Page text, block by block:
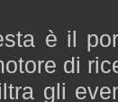
è il
di
gli